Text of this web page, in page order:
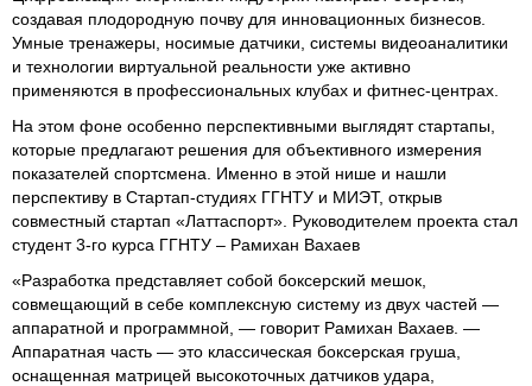
создавая плодородную почву для инновационных бизнесов.
Умные тренажеры, носимые датчики, системы видеоаналитики
и технологии виртуальной реальности уже активно
применяются в профессиональных клубах и фитнес-центрах.
На этом фоне особенно перспективными выглядят стартапы,
которые предлагают решения для объективного измерения
показателей спортсмена. Именно в этой нише и нашли
перспективу в Стартап-студиях ГГНТУ и МИЭТ, открыв
совместный стартап «Латтаспорт». Руководителем проекта стал
студент 3-го курса ГГНТУ – Рамихан Вахаев
«Разработка представляет собой боксерский мешок,
совмещающий в себе комплексную систему из двух частей —
аппаратной и программной, — говорит Рамихан Вахаев. —
Аппаратная часть — это классическая боксерская груша,
оснащенная матрицей высокоточных датчиков удара,